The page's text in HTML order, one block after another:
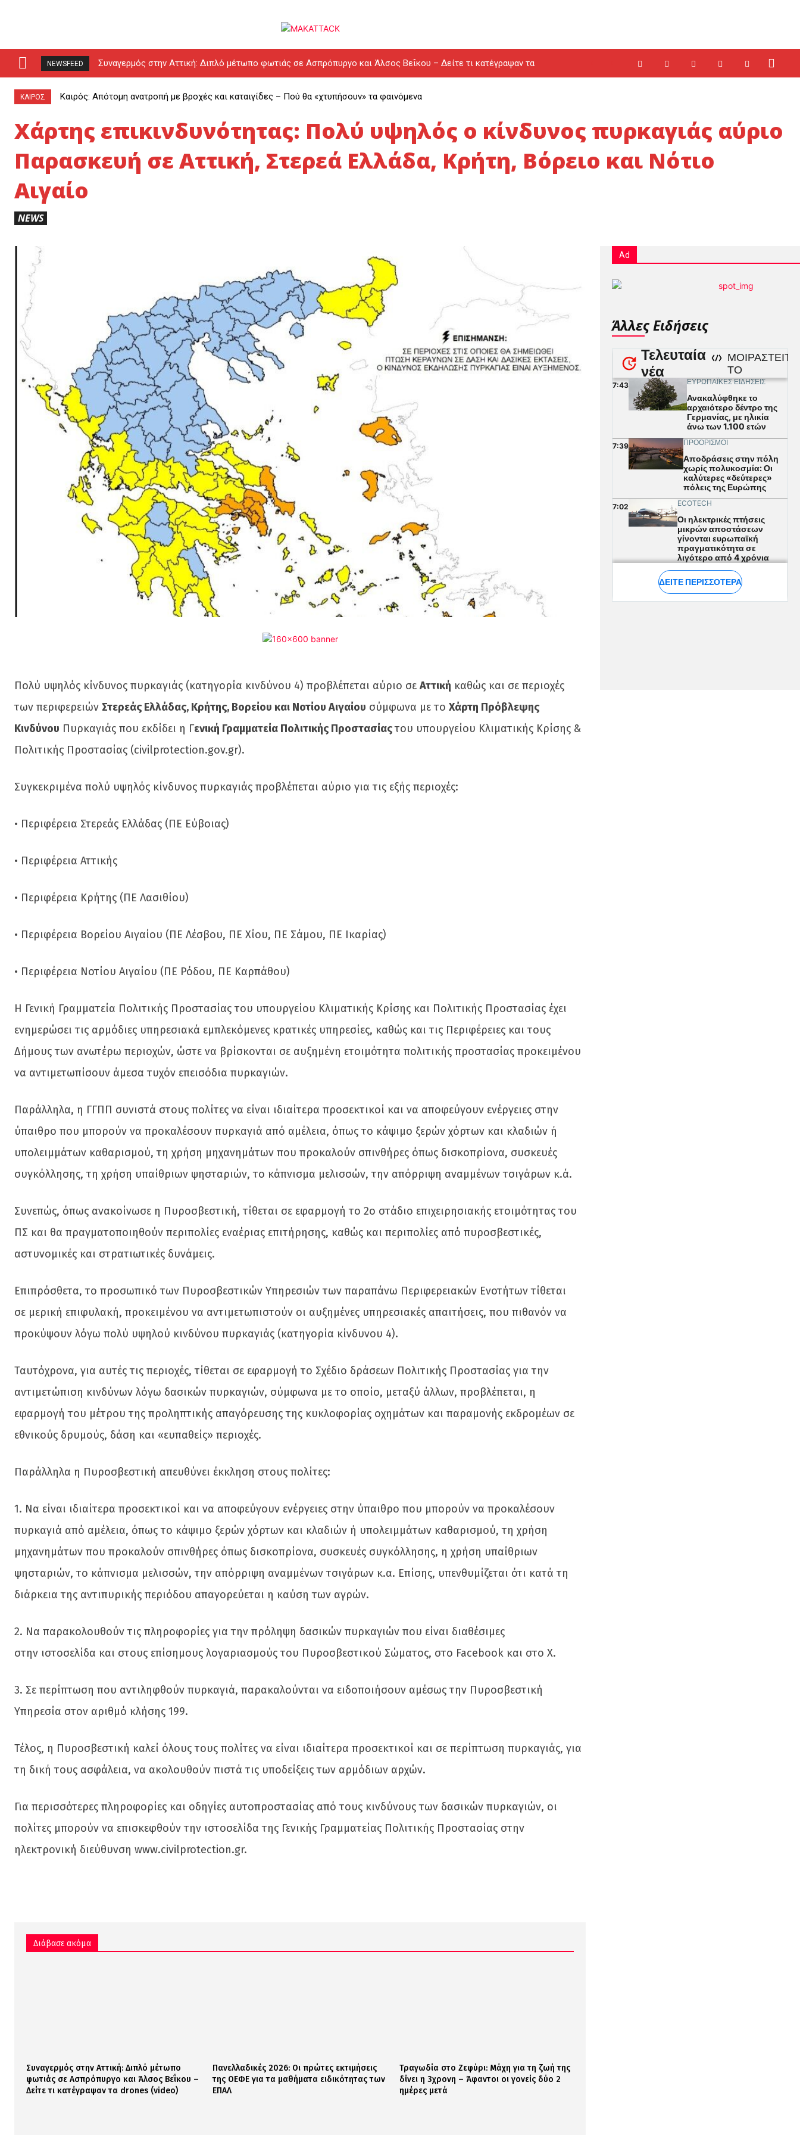
NEWSFEED
Συναγερμός στην Αττική: Διπλό μέτωπο φωτιάς σε Ασπρόπυργο και Άλσος Βεΐκου – Δείτε τι κατέγραψαν τα
drones (video)
ΚΑΙΡΟΣ Καιρός: Απότομη ανατροπή με βροχές και καταιγίδες – Πού θα «χτυπήσουν» τα φαινόμενα
Xάρτης επικινδυνότητας: Πολύ υψηλός ο κίνδυνος πυρκαγιάς αύριο
Παρασκευή σε Αττική, Στερεά Ελλάδα, Κρήτη, Βόρειο και Νότιο
Αιγαίο
NEWS
Πολύ υψηλός κίνδυνος πυρκαγιάς (κατηγορία κινδύνου 4) προβλέπεται αύριο σε Αττική καθώς και σε περιοχές
των περιφερειών Στερεάς Ελλάδας, Κρήτης, Βορείου και Νοτίου Αιγαίου σύμφωνα με το Χάρτη Πρόβλεψης
Κινδύνου Πυρκαγιάς που εκδίδει η Γενική Γραμματεία Πολιτικής Προστασίαςτου υπουργείου Κλιματικής Κρίσης &
Πολιτικής Προστασίας (civilprotection.gov.gr).
Συγκεκριμένα πολύ υψηλός κίνδυνος πυρκαγιάς προβλέπεται αύριο για τις εξής περιοχές:
• Περιφέρεια Στερεάς Ελλάδας (ΠΕ Εύβοιας)
• Περιφέρεια Αττικής
• Περιφέρεια Κρήτης (ΠΕ Λασιθίου)
• Περιφέρεια Βορείου Αιγαίου (ΠΕ Λέσβου, ΠΕ Χίου, ΠΕ Σάμου, ΠΕ Ικαρίας)
• Περιφέρεια Νοτίου Αιγαίου (ΠΕ Ρόδου, ΠΕ Καρπάθου)
Η Γενική Γραμματεία Πολιτικής Προστασίας του υπουργείου Κλιματικής Κρίσης και Πολιτικής Προστασίας έχει
ενημερώσει τις αρμόδιες υπηρεσιακά εμπλεκόμενες κρατικές υπηρεσίες, καθώς και τις Περιφέρειες και τους
Δήμους των ανωτέρω περιοχών, ώστε να βρίσκονται σε αυξημένη ετοιμότητα πολιτικής προστασίας προκειμένου
να αντιμετωπίσουν άμεσα τυχόν επεισόδια πυρκαγιών.
Παράλληλα, η ΓΓΠΠ συνιστά στους πολίτες να είναι ιδιαίτερα προσεκτικοί και να αποφεύγουν ενέργειες στην
ύπαιθρο που μπορούν να προκαλέσουν πυρκαγιά από αμέλεια, όπως το κάψιμο ξερών χόρτων και κλαδιών ή
υπολειμμάτων καθαρισμού, τη χρήση μηχανημάτων που προκαλούν σπινθήρες όπως δισκοπρίονα, συσκευές
συγκόλλησης, τη χρήση υπαίθριων ψησταριών, το κάπνισμα μελισσών, την απόρριψη αναμμένων τσιγάρων κ.ά.
Συνεπώς, όπως ανακοίνωσε η Πυροσβεστική, τίθεται σε εφαρμογή το 2ο στάδιο επιχειρησιακής ετοιμότητας του
ΠΣ και θα πραγματοποιηθούν περιπολίες εναέριας επιτήρησης, καθώς και περιπολίες από πυροσβεστικές,
αστυνομικές και στρατιωτικές δυνάμεις.
Επιπρόσθετα, το προσωπικό των Πυροσβεστικών Υπηρεσιών των παραπάνω Περιφερειακών Ενοτήτων τίθεται
σε μερική επιφυλακή, προκειμένου να αντιμετωπιστούν οι αυξημένες υπηρεσιακές απαιτήσεις, που πιθανόν να
προκύψουν λόγω πολύ υψηλού κινδύνου πυρκαγιάς (κατηγορία κίνδυνου 4).
Ταυτόχρονα, για αυτές τις περιοχές, τίθεται σε εφαρμογή το Σχέδιο δράσεων Πολιτικής Προστασίας για την
αντιμετώπιση κινδύνων λόγω δασικών πυρκαγιών, σύμφωνα με το οποίο, μεταξύ άλλων, προβλέπεται, η
εφαρμογή του μέτρου της προληπτικής απαγόρευσης της κυκλοφορίας οχημάτων και παραμονής εκδρομέων σε
εθνικούς δρυμούς, δάση και «ευπαθείς» περιοχές.
Παράλληλα η Πυροσβεστική απευθύνει έκκληση στους πολίτες:
1. Να είναι ιδιαίτερα προσεκτικοί και να αποφεύγουν ενέργειες στην ύπαιθρο που μπορούν να προκαλέσουν
πυρκαγιά από αμέλεια, όπως το κάψιμο ξερών χόρτων και κλαδιών ή υπολειμμάτων καθαρισμού, τη χρήση
μηχανημάτων που προκαλούν σπινθήρες όπως δισκοπρίονα, συσκευές συγκόλλησης, η χρήση υπαίθριων
ψησταριών, το κάπνισμα μελισσών, την απόρριψη αναμμένων τσιγάρων κ.α. Επίσης, υπενθυμίζεται ότι κατά τη
διάρκεια της αντιπυρικής περιόδου απαγορεύεται η καύση των αγρών.
2. Να παρακολουθούν τις πληροφορίες για την πρόληψη δασικών πυρκαγιών που είναι διαθέσιμες
στην ιστοσελίδα και στους επίσημους λογαριασμούς του Πυροσβεστικού Σώματος, στο Facebook και στο Χ.
3. Σε περίπτωση που αντιληφθούν πυρκαγιά, παρακαλούνται να ειδοποιήσουν αμέσως την Πυροσβεστική
Υπηρεσία στον αριθμό κλήσης 199.
Τέλος, η Πυροσβεστική καλεί όλους τους πολίτες να είναι ιδιαίτερα προσεκτικοί και σε περίπτωση πυρκαγιάς, για
τη δική τους ασφάλεια, να ακολουθούν πιστά τις υποδείξεις των αρμόδιων αρχών.
Για περισσότερες πληροφορίες και οδηγίες αυτοπροστασίας από τους κινδύνους των δασικών πυρκαγιών, οι
πολίτες μπορούν να επισκεφθούν την ιστοσελίδα της Γενικής Γραμματείας Πολιτικής Προστασίας στην
ηλεκτρονική διεύθυνση www.civilprotection.gr.
Διάβασε ακόμα
Συναγερμός στην Αττική: Διπλό μέτωπο
φωτιάς σε Ασπρόπυργο και Άλσος Βεΐκου –
Δείτε τι κατέγραψαν τα drones (video)
Πανελλαδικές 2026: Οι πρώτες εκτιμήσεις
της ΟΕΦΕ για τα μαθήματα ειδικότητας των
ΕΠΑΛ
Τραγωδία στο Ζεφύρι: Μάχη για τη ζωή της
δίνει η 3χρονη – Άφαντοι οι γονείς δύο 2
ημέρες μετά
Ad
Άλλες Ειδήσεις